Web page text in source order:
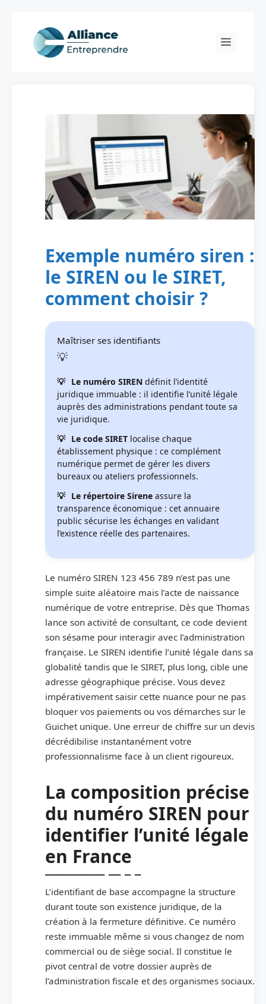
content
Menu
Exemple numéro siren :
le SIREN ou le SIRET,
comment choisir ?
Maîtriser ses identifiants
Le numéro SIREN définit l’identité
juridique immuable : il identifie l’unité légale
auprès des administrations pendant toute sa
vie juridique.
Le code SIRET localise chaque
établissement physique : ce complément
numérique permet de gérer les divers
bureaux ou ateliers professionnels.
Le répertoire Sirene assure la
transparence économique : cet annuaire
public sécurise les échanges en validant
l’existence réelle des partenaires.
Le numéro SIREN 123 456 789 n’est pas une
simple suite aléatoire mais l’acte de naissance
numérique de votre entreprise. Dès que Thomas
lance son activité de consultant, ce code devient
son sésame pour interagir avec l’administration
française. Le SIREN identifie l’unité légale dans sa
globalité tandis que le SIRET, plus long, cible une
adresse géographique précise. Vous devez
impérativement saisir cette nuance pour ne pas
bloquer vos paiements ou vos démarches sur le
Guichet unique. Une erreur de chiffre sur un devis
décrédibilise instantanément votre
professionnalisme face à un client rigoureux.
La composition précise
du numéro SIREN pour
identifier l’unité légale
en France
L’identifiant de base accompagne la structure
durant toute son existence juridique, de la
création à la fermeture définitive. Ce numéro
reste immuable même si vous changez de nom
commercial ou de siège social. Il constitue le
pivot central de votre dossier auprès de
l’administration fiscale et des organismes sociaux.